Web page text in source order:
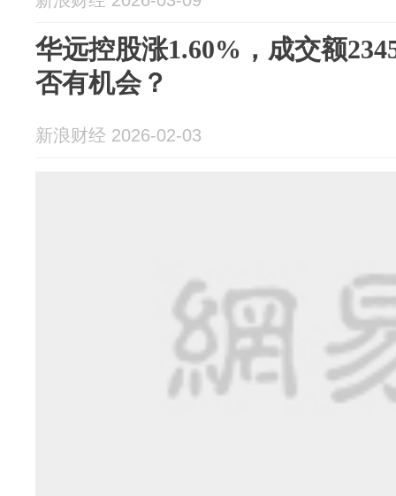
华远控股涨1.60%，成交额
否有机会？
新浪财经 2026-02-03